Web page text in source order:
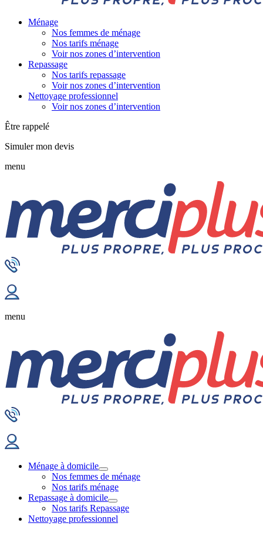
Ménage
Nos femmes de ménage
Nos tarifs ménage
Voir nos zones d’intervention
Repassage
Nos tarifs repassage
Voir nos zones d’intervention
Nettoyage professionnel
Voir nos zones d’intervention
Être rappelé
Simuler mon devis
menu
menu
Ménage à domicile
Nos femmes de ménage
Nos tarifs ménage
Repassage à domicile
Nos tarifs Repassage
Nettoyage professionnel